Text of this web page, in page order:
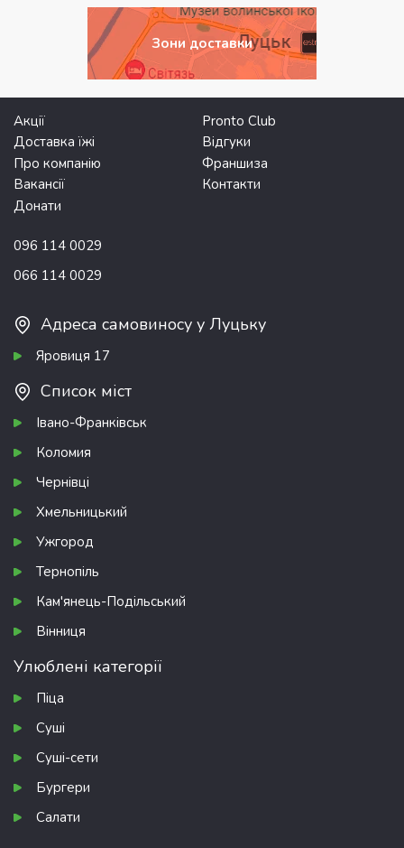
Зони доставки
Акції
Pronto Club
Доставка їжі
Відгуки
Про компанію
Франшиза
Вакансії
Контакти
Донати
096 114 0029
066 114 0029
Адреса самовиносу у Луцьку
Яровиця 17
Список міст
Івано-Франківськ
Коломия
Чернівці
Хмельницький
Ужгород
Тернопіль
Кам'янець-Подільський
Вінниця
Улюблені категорії
Піца
Суші
Суші-сети
Бургери
Салати